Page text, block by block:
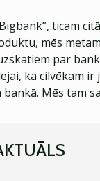
ticam
mēs
par
ka cilvēkam ir
Mēs tam